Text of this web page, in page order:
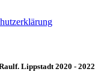
Lippstadt 2020 - 2022